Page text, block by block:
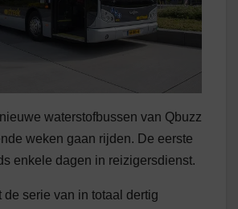
waterstofbussen van Qbuzz
weken gaan rijden. De eerste
enkele dagen in reizigersdienst.
de serie van in totaal dertig